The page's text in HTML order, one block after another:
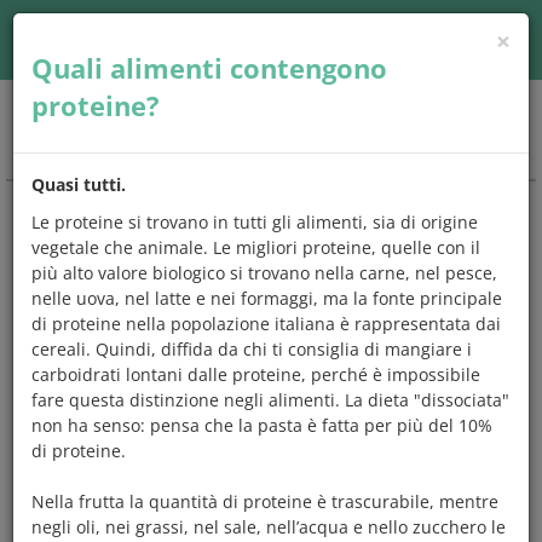
CHIEDOEMANGIO
Una risposta atutto quello che
avrestisemprevoluto chiederesugli
alimenti e l'alimentazione.
Scegli un argomento che preferisci,controlla se tra le
domande c'è quella che ti interessae leggi subito la
risposta,oppure prova a digitare una parola
×
Quali alimenti contengono
proteine?
Quasi tutti.
Le proteine si trovano in tutti gli alimenti, sia di origine
vegetale che animale. Le migliori proteine, quelle con il
più alto valore biologico si trovano nella carne, nel pesce,
nelle uova, nel latte e nei formaggi, ma la fonte principale
di proteine nella popolazione italiana è rappresentata dai
cereali. Quindi, diffida da chi ti consiglia di mangiare i
carboidrati lontani dalle proteine, perché è impossibile
fare questa distinzione negli alimenti. La dieta "dissociata"
non ha senso: pensa che la pasta è fatta per più del 10%
di proteine.
Nella frutta la quantità di proteine è trascurabile, mentre
negli oli, nei grassi, nel sale, nell’acqua e nello zucchero le